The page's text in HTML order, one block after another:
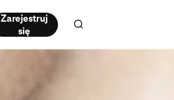
Zarejestruj
się